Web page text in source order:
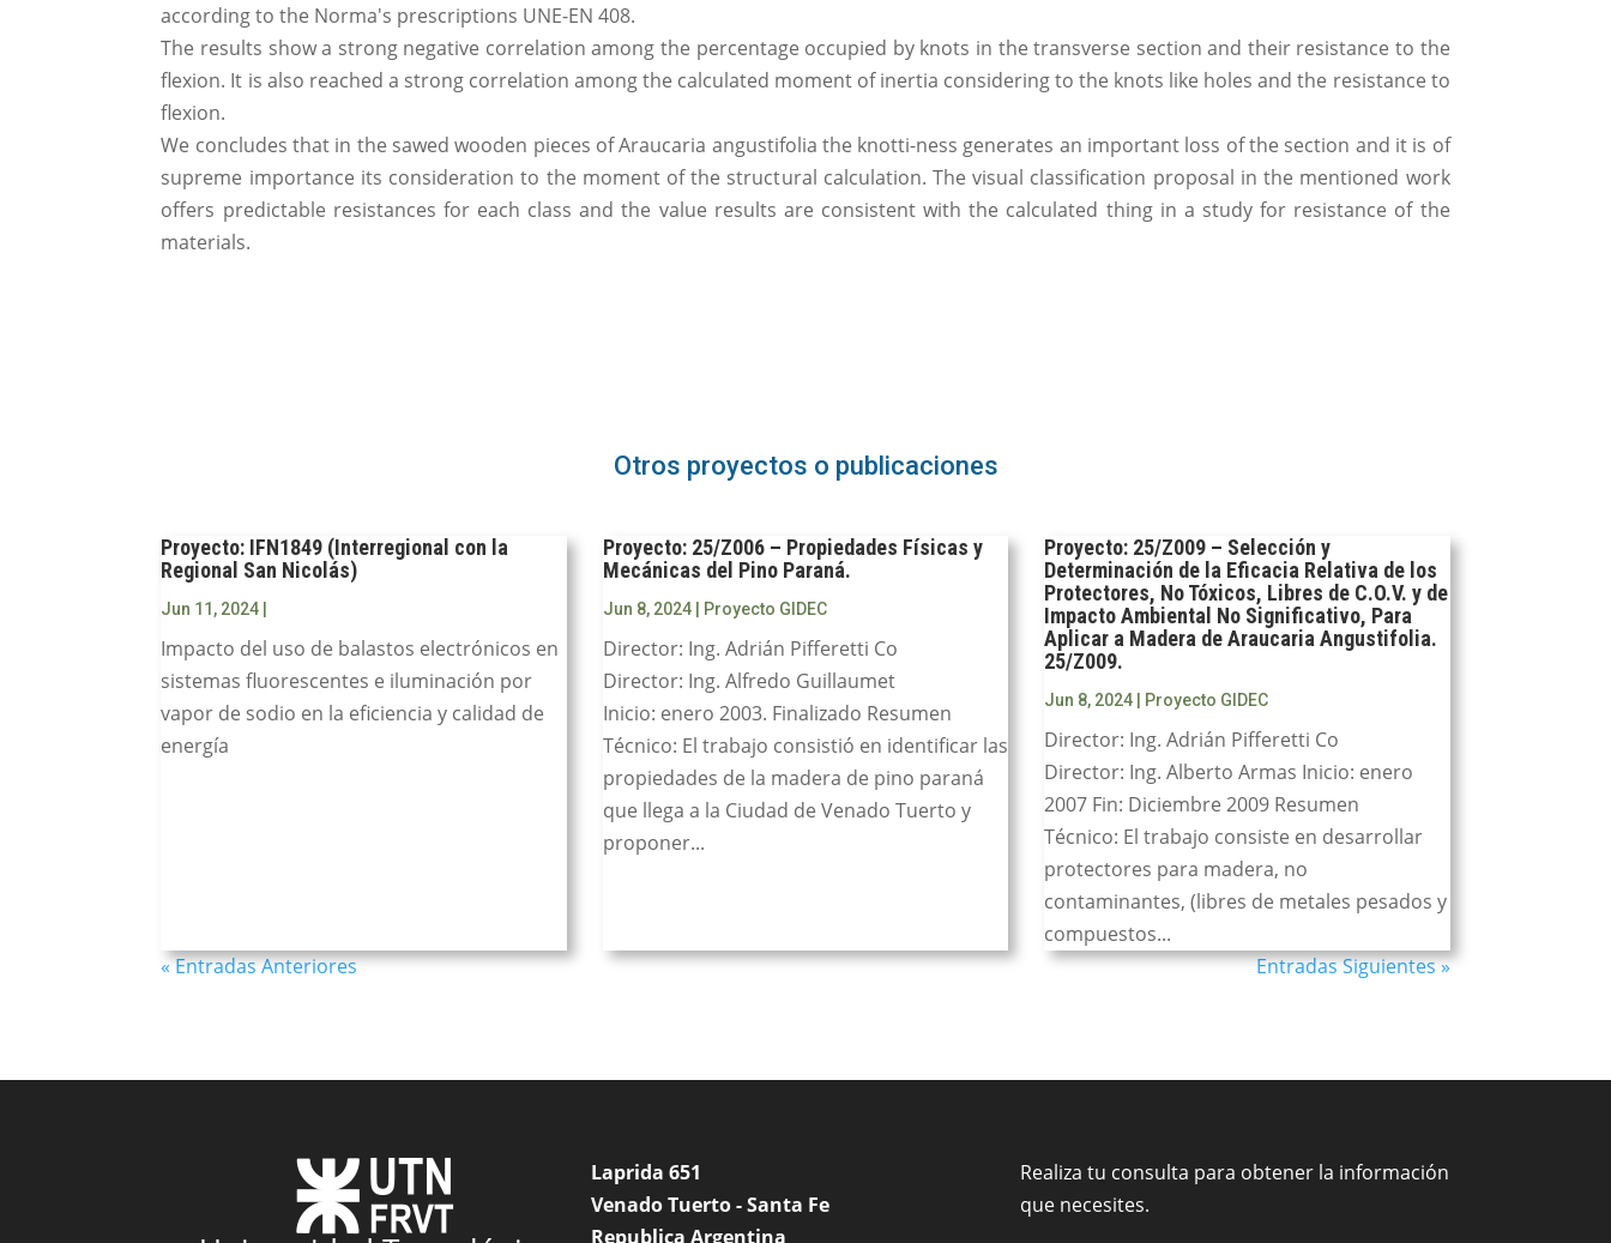
according to the Norma's prescriptions UNE-EN 408.
The results show a strong negative correlation among the percentage occupied by knots in the transverse section and their resistance to the
flexion. It is also reached a strong correlation among the calculated moment of inertia considering to the knots like holes and the resistance to
flexion.
We concludes that in the sawed wooden pieces of Araucaria angustifolia the knotti-ness generates an important loss of the section and it is of
supreme importance its consideration to the moment of the structural calculation. The visual classification proposal in the mentioned work
offers predictable resistances for each class and the value results are consistent with the calculated thing in a study for resistance of the
materials.
Otros proyectos o publicaciones
Proyecto: IFN1849 (Interregional con la
Regional San Nicolás)
Jun 11, 2024
Impacto del uso de balastos electrónicos en
sistemas fluorescentes e iluminación por
vapor de sodio en la eficiencia y calidad de
energía
Proyecto: 25/Z006 – Propiedades Físicas y
Mecánicas del Pino Paraná.
Jun 8, 2024| Proyecto GIDEC
Director: Ing. Adrián Pifferetti Co
Director: Ing. Alfredo Guillaumet
Inicio: enero 2003. Finalizado Resumen
Técnico: El trabajo consistió en identificar las
propiedades de la madera de pino paraná
que llega a la Ciudad de Venado Tuerto y
proponer...
Proyecto: 25/Z009 – Selección y
Determinación de la Eficacia Relativa de los
Protectores, No Tóxicos, Libres de C.O.V. y de
Impacto Ambiental No Significativo, Para
Aplicar a Madera de Araucaria Angustifolia.
25/Z009.
Jun 8, 2024 Proyecto GIDEC
Director: Ing. Adrián Pifferetti Co
Director: Ing. Alberto Armas Inicio: enero
2007 Fin: Diciembre 2009 Resumen
Técnico: El trabajo consiste en desarrollar
protectores para madera, no
contaminantes, (libres de metales pesados y
compuestos...
« Entradas Anteriores
Entradas Siguientes »
Laprida 651
Venado Tuerto - Santa Fe
Republica Argentina
Realiza tu consulta para obtener la información
que necesites.